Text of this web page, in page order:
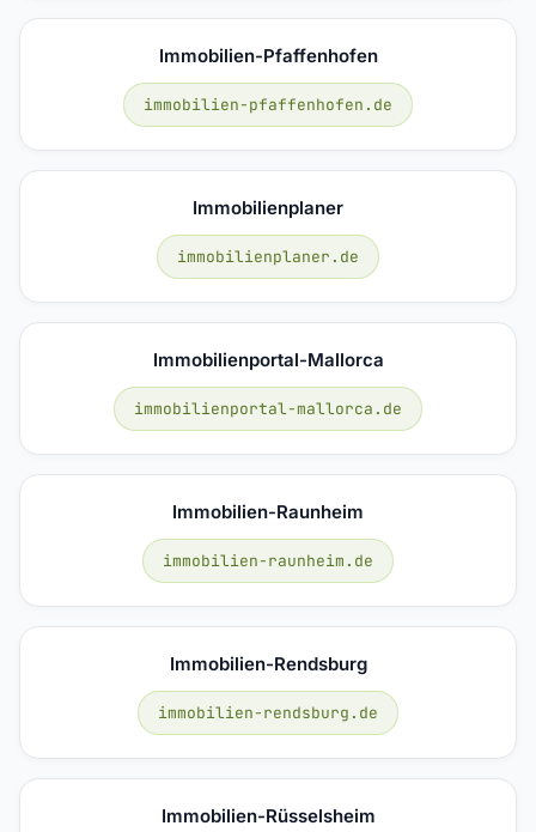
Immobilien-Pfaffenhofen
immobilien-pfaffenhofen.de
Immobilienplaner
immobilienplaner.de
Immobilienportal-Mallorca
immobilienportal-mallorca.de
Immobilien-Raunheim
immobilien-raunheim.de
Immobilien-Rendsburg
immobilien-rendsburg.de
Immobilien-Rüsselsheim